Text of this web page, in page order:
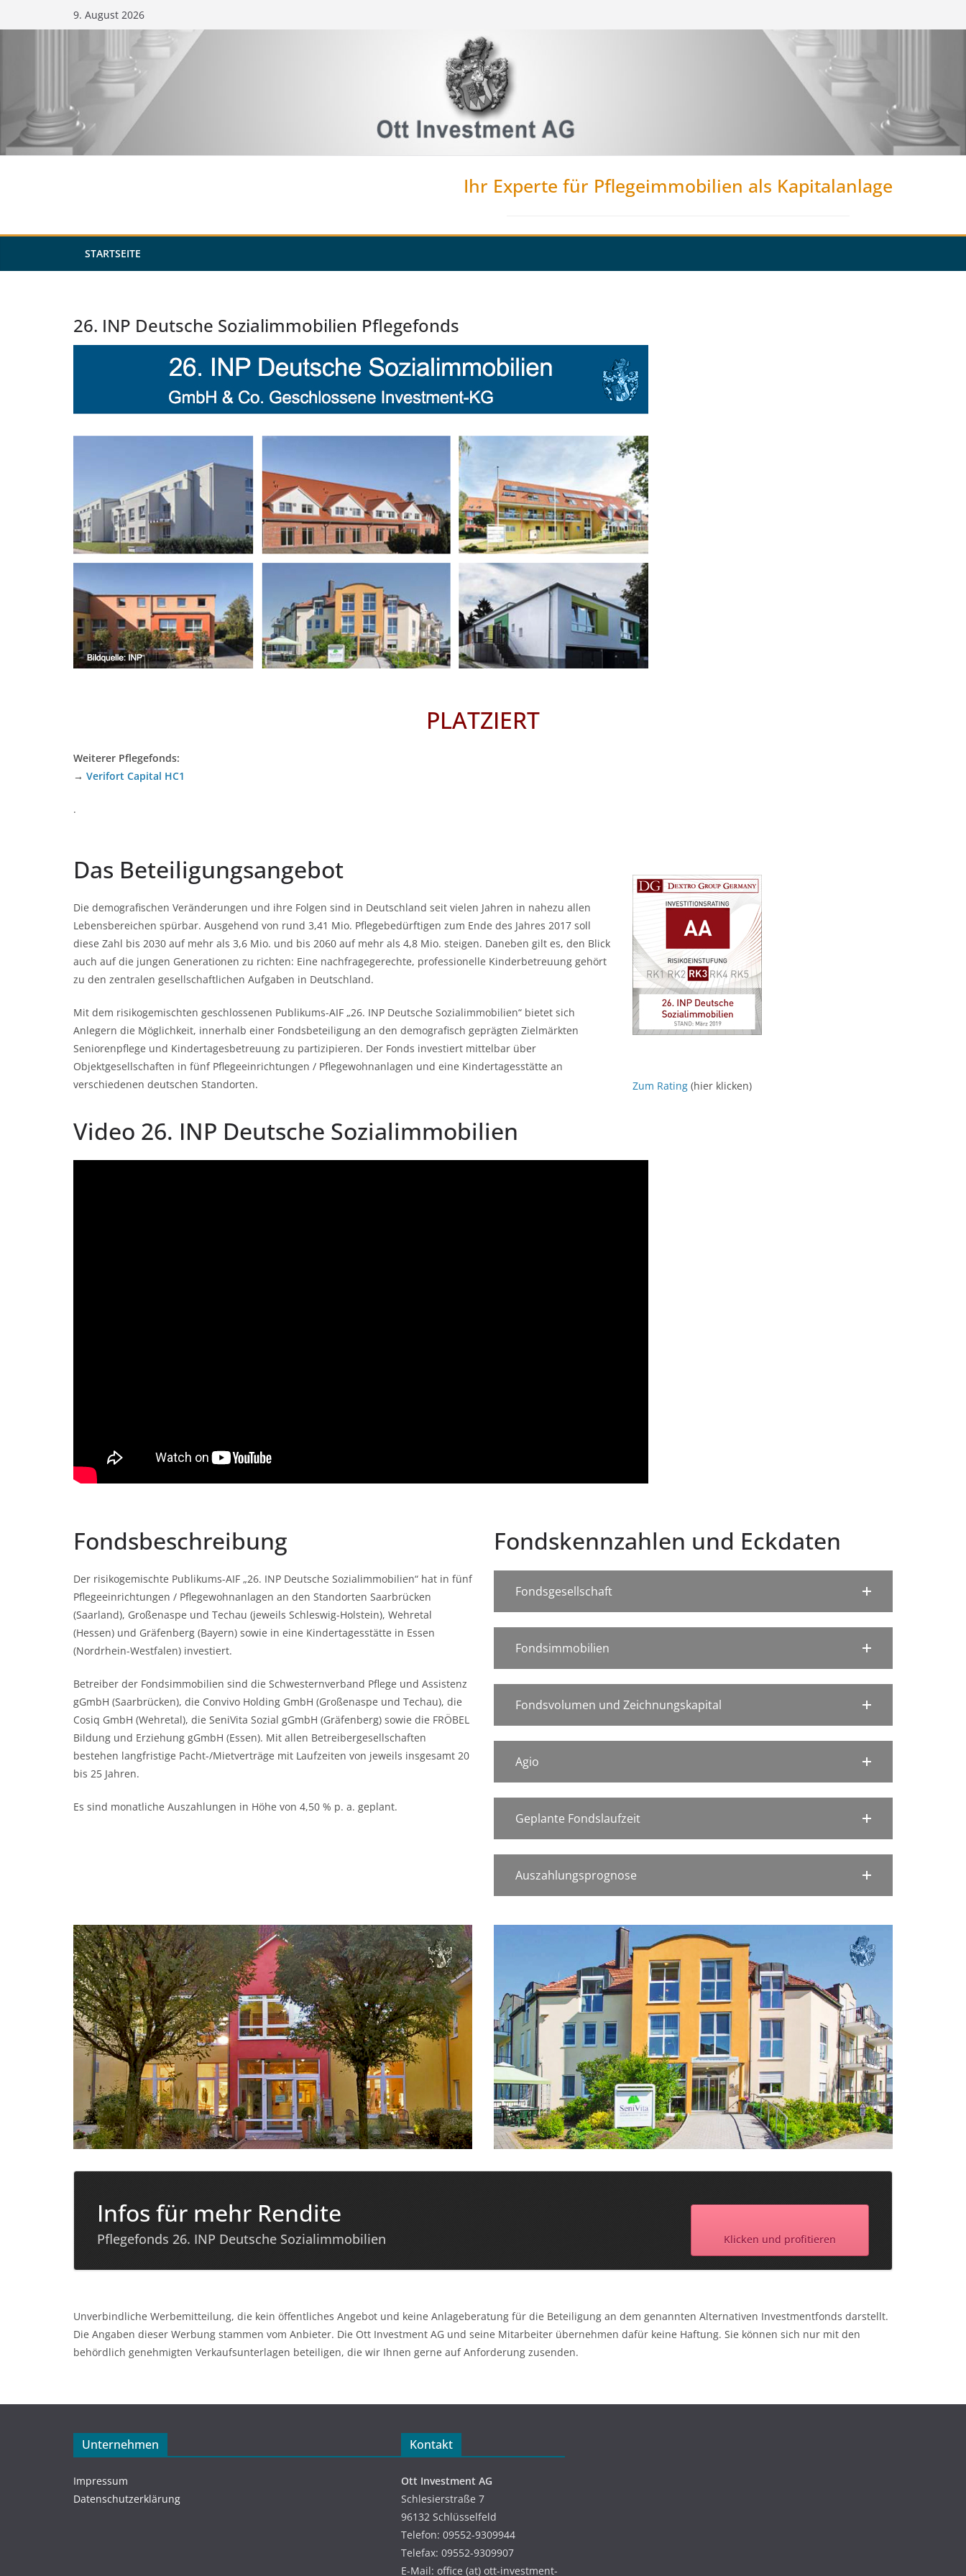
Inhalt
9. August 2026
Ihr Experte für Pflegeimmobilien als Kapitalanlage
STARTSEITE
26. INP Deutsche Sozialimmobilien Pflegefonds
PLATZIERT
Weiterer Pflegefonds:
→ Verifort Capital HC1
.
Das Beteiligungsangebot
Die demografischen Veränderungen und ihre Folgen sind in Deutschland seit vielen Jahren in nahezu allen
Lebensbereichen spürbar. Ausgehend von rund 3,41 Mio. Pflegebedürftigen zum Ende des Jahres 2017 soll
diese Zahl bis 2030 auf mehr als 3,6 Mio. und bis 2060 auf mehr als 4,8 Mio. steigen. Daneben gilt es, den Blick
auch auf die jungen Generationen zu richten: Eine nachfragegerechte, professionelle Kinderbetreuung gehört
zu den zentralen gesellschaftlichen Aufgaben in Deutschland.
Mit dem risikogemischten geschlossenen Publikums-AIF „26. INP Deutsche Sozialimmobilien“ bietet sich
Anlegern die Möglichkeit, innerhalb einer Fondsbeteiligung an den demografisch geprägten Zielmärkten
Seniorenpflege und Kindertagesbetreuung zu partizipieren. Der Fonds investiert mittelbar über
Objektgesellschaften in fünf Pflegeeinrichtungen / Pflegewohnanlagen und eine Kindertagesstätte an
verschiedenen deutschen Standorten.
Zum Rating (hier klicken)
Video 26. INP Deutsche Sozialimmobilien
Fondsbeschreibung
Der risikogemischte Publikums-AIF „26. INP Deutsche Sozialimmobilien“ hat in fünf
Pflegeeinrichtungen / Pflegewohnanlagen an den Standorten Saarbrücken
(Saarland), Großenaspe und Techau (jeweils Schleswig-Holstein), Wehretal
(Hessen) und Gräfenberg (Bayern) sowie in eine Kindertagesstätte in Essen
(Nordrhein-Westfalen) investiert.
Betreiber der Fondsimmobilien sind die Schwesternverband Pflege und Assistenz
gGmbH (Saarbrücken), die Convivo Holding GmbH (Großenaspe und Techau), die
Cosiq GmbH (Wehretal), die SeniVita Sozial gGmbH (Gräfenberg) sowie die FRÖBEL
Bildung und Erziehung gGmbH (Essen). Mit allen Betreibergesellschaften
bestehen langfristige Pacht-/Mietverträge mit Laufzeiten von jeweils insgesamt 20
bis 25 Jahren.
Es sind monatliche Auszahlungen in Höhe von 4,50 % p. a. geplant.
Fondskennzahlen und Eckdaten
Fondsgesellschaft
Fondsimmobilien
Fondsvolumen und Zeichnungskapital
Agio
Geplante Fondslaufzeit
Auszahlungsprognose
Infos für mehr Rendite
Pflegefonds 26. INP Deutsche Sozialimmobilien Klicken und profitieren
Unverbindliche Werbemitteilung, die kein öffentliches Angebot und keine Anlageberatung für die Beteiligung an dem genannten Alternativen Investmentfonds darstellt.
Die Angaben dieser Werbung stammen vom Anbieter. Die Ott Investment AG und seine Mitarbeiter übernehmen dafür keine Haftung. Sie können sich nur mit den
behördlich genehmigten Verkaufsunterlagen beteiligen, die wir Ihnen gerne auf Anforderung zusenden.
Unternehmen
Impressum
Datenschutzerklärung
Kontakt
Ott Investment AG
Schlesierstraße 7
96132 Schlüsselfeld
Telefon: 09552-9309944
Telefax: 09552-9309907
E-Mail: office (at) ott-investment-